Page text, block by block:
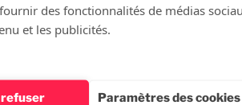
avec un bouchon de rhum.
des fonctionnalités de médias
et les publicités.
refuser Paramètres des cookies